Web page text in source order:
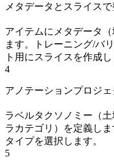
メタデータとスライスで
アイテムにメタデータ
ます。トレーニング/バ
ト用にスライスを作成し
4
アノテーションプロジ
ラベルタクソノミー（
ラカテゴリ）を定義し
タイプを選択します。
5